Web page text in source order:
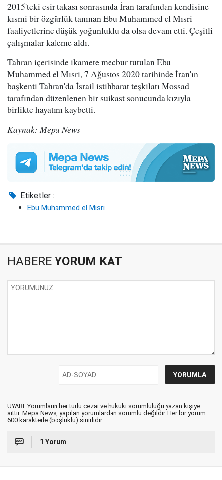
2015'teki esir takası sonrasında İran tarafından kendisine
kısmi bir özgürlük tanınan Ebu Muhammed el Mısri
faaliyetlerine düşük yoğunluklu da olsa devam etti. Çeşitli
çalışmalar kaleme aldı.
Tahran içerisinde ikamete mecbur tutulan Ebu
Muhammed el Mısri, 7 Ağustos 2020 tarihinde İran'ın
başkenti Tahran'da İsrail istihbarat teşkilatı Mossad
tarafından düzenlenen bir suikast sonucunda kızıyla
birlikte hayatını kaybetti.
Kaynak: Mepa News
Etiketler :
Ebu Muhammed el Mısri
HABERE YORUM KAT
UYARI: Yorumların her türlü cezai ve hukuki sorumluluğu yazan kişiye
aittir. Mepa News, yapılan yorumlardan sorumlu değildir. Her bir yorum
600 karakterle (boşluklu) sınırlıdır.
1 Yorum